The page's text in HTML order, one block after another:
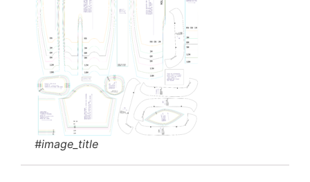
#image_title